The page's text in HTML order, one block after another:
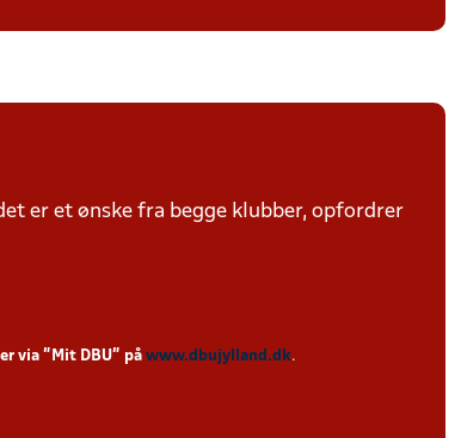
er et ønske fra begge klubber, opfordrer
via ”Mit DBU” på www.dbujylland.dk.